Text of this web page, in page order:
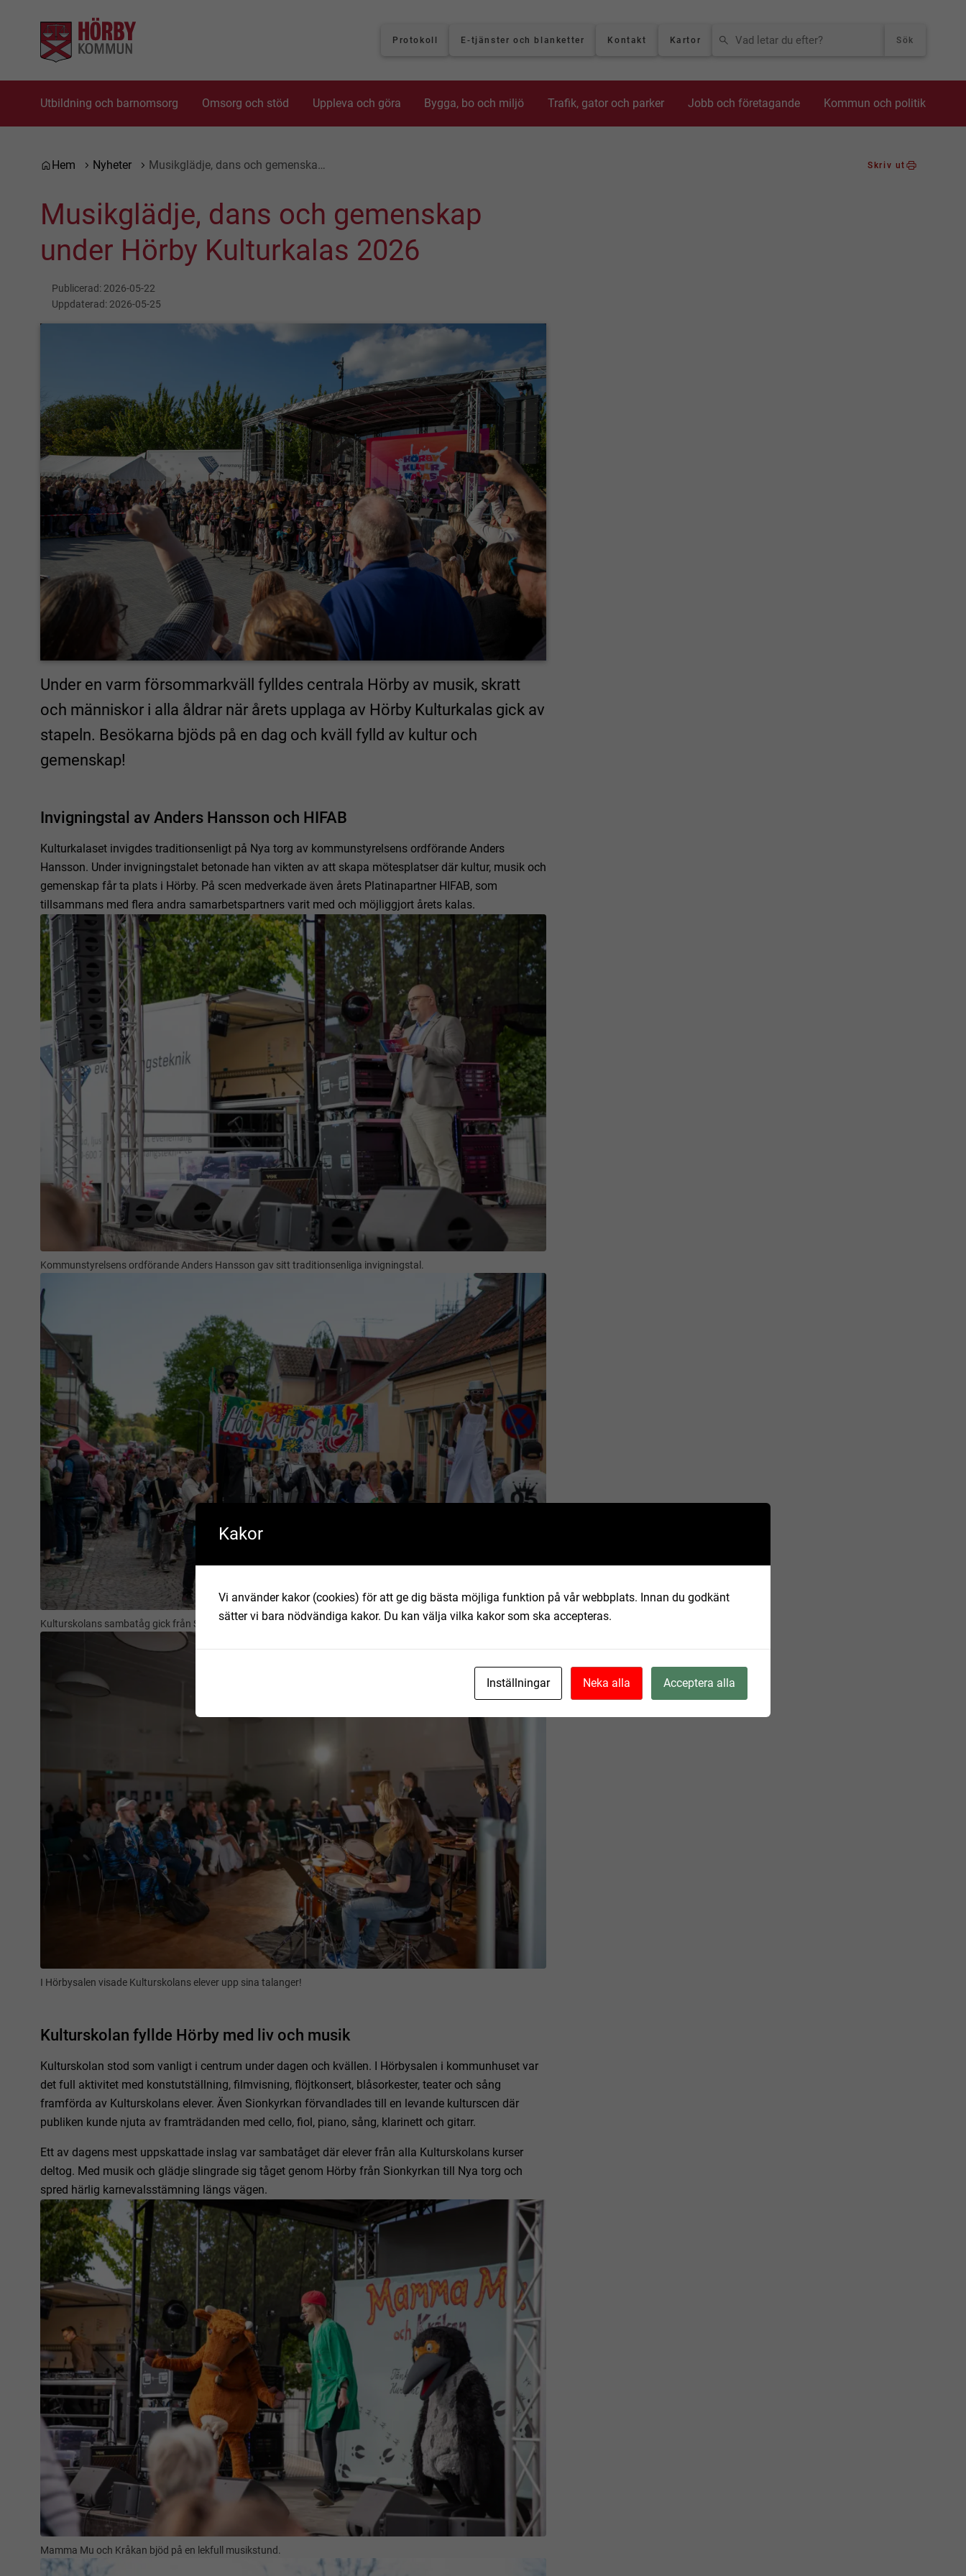
Gå till innehåll
Gå till huvudmeny
Protokoll E-tjänster och blanketter Kontakt Kartor Sök
Utbildning och barnomsorg Omsorg och stöd Uppleva och göra Bygga, bo och miljö Trafik, gator och parker Jobb och företagande Kommun och politik
Du är här:
Hem Nyheter Musikglädje, dans och gemenska… Skriv ut
Musikglädje, dans och gemenskap
under Hörby Kulturkalas 2026
Publicerad: 2026-05-22
Uppdaterad: 2026-05-25
Under en varm försommarkväll fylldes centrala Hörby av musik, skratt
och människor i alla åldrar när årets upplaga av Hörby Kulturkalas gick av
stapeln. Besökarna bjöds på en dag och kväll fylld av kultur och
gemenskap!
Invigningstal av Anders Hansson och HIFAB
Kulturkalaset invigdes traditionsenligt på Nya torg av kommunstyrelsens ordförande Anders
Hansson. Under invigningstalet betonade han vikten av att skapa mötesplatser där kultur, musik och
gemenskap får ta plats i Hörby. På scen medverkade även årets Platinapartner HIFAB, som
tillsammans med flera andra samarbetspartners varit med och möjliggjort årets kalas.
Kommunstyrelsens ordförande Anders Hansson gav sitt traditionsenliga invigningstal.
Kulturskolans sambatåg gick från Sion till Nya Torg.
I Hörbysalen visade Kulturskolans elever upp sina talanger!
Kulturskolan fyllde Hörby med liv och musik
Kulturskolan stod som vanligt i centrum under dagen och kvällen. I Hörbysalen i kommunhuset var
det full aktivitet med konstutställning, filmvisning, flöjtkonsert, blåsorkester, teater och sång
framförda av Kulturskolans elever. Även Sionkyrkan förvandlades till en levande kulturscen där
publiken kunde njuta av framträdanden med cello, fiol, piano, sång, klarinett och gitarr.
Ett av dagens mest uppskattade inslag var sambatåget där elever från alla Kulturskolans kurser
deltog. Med musik och glädje slingrade sig tåget genom Hörby från Sionkyrkan till Nya torg och
spred härlig karnevalsstämning längs vägen.
Mamma Mu och Kråkan bjöd på en lekfull musikstund.
Kakor
Vi använder kakor (cookies) för att ge dig bästa möjliga funktion på vår webbplats. Innan du godkänt
sätter vi bara nödvändiga kakor. Du kan välja vilka kakor som ska accepteras.
Inställningar Neka alla Acceptera alla